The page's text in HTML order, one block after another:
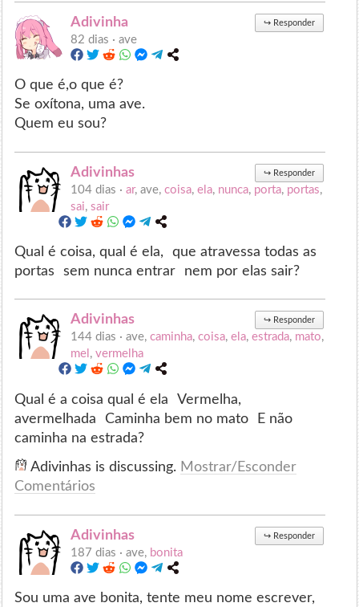
Adivinha ↪ Responder
82 dias ·ave
O que é,o que é?
Se oxítona, uma ave.
Quem eu sou?
Adivinhas ↪ Responder
104 dias ·ar, ave,coisa,ela, nunca, porta, portas,
sai,sair
Qual é coisa, qual é ela, que atravessa todas as
portas sem nunca entrar nem por elas sair?
Adivinhas ↪ Responder
144 dias ·ave,caminha,coisa,ela,estrada, mato,
mel ,vermelha
Qual é a coisa qual é ela Vermelha,
avermelhada Caminha bem no mato E não
caminha na estrada?
Adivinhas is discussing. Mostrar/Esconder
Comentários
Adivinhas ↪ Responder
187 dias ·ave, bonita
Sou uma ave bonita, tente meu nome escrever,